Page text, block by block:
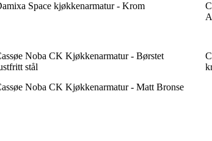
Space kjøkkenarmatur - Krom
Noba CK Kjøkkenarmatur - Børstet
stål
Noba CK Kjøkkenarmatur - Matt Bronse